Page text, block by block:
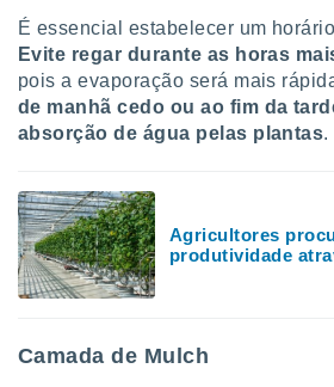
na
o
de
ou aceder
para
É essencial estabelecer um
Evite regar durante as horas
pois a evaporação será mais
de manhã cedo ou ao fim da
absorção de água pelas plantas.
Agricultores
produtividade
Camada de Mulch